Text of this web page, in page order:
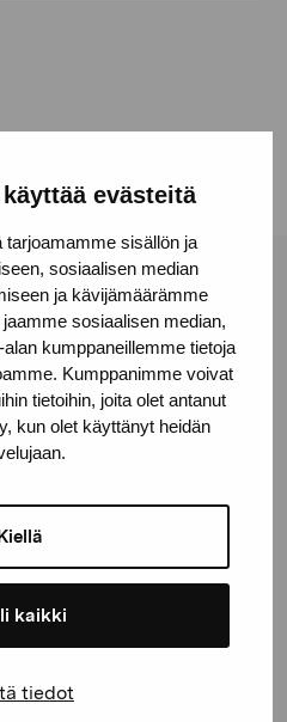
evästeitä
tarjoamamme sisällön ja
sosiaalisen median
ja kävijämäärämme
sosiaalisen median,
kumppaneillemme tietoja
Kumppanimme voivat
tietoihin, joita olet antanut
kun olet käyttänyt heidän
kaikki
tiedot